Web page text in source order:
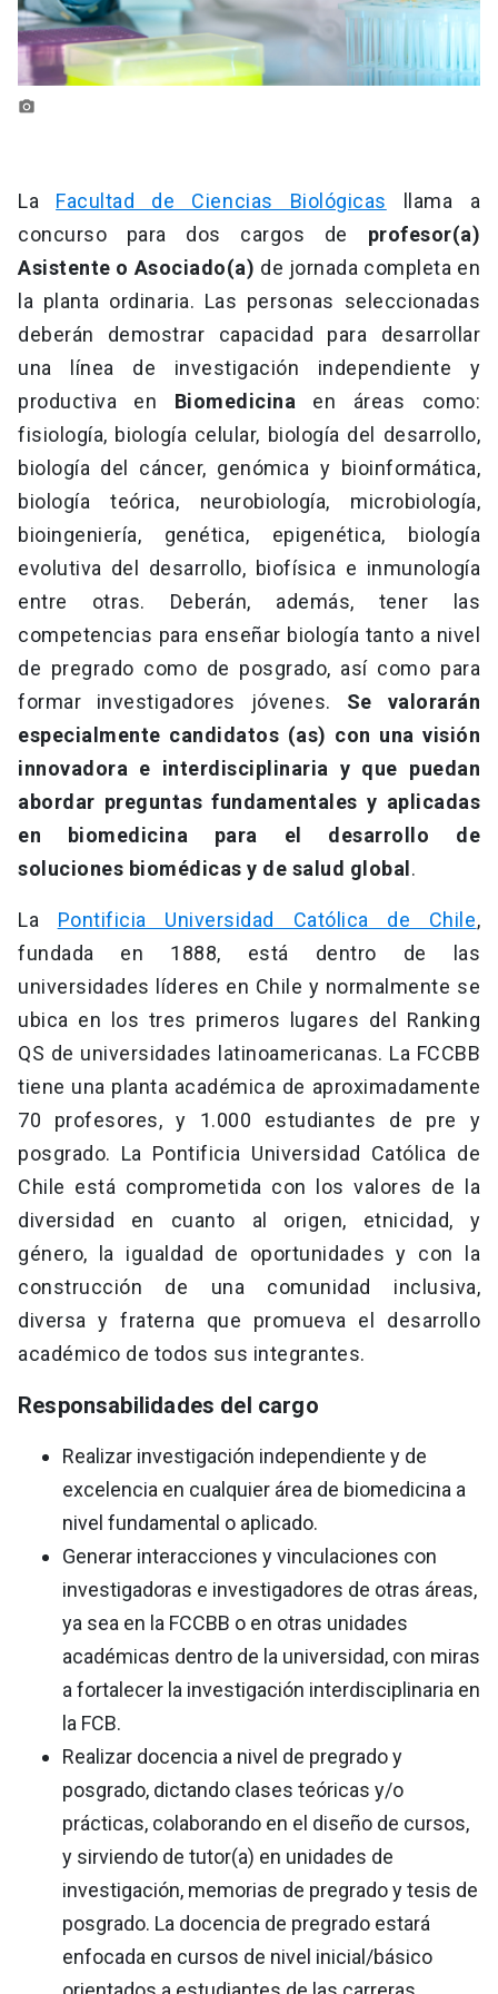
photo_camera
La Facultad de Ciencias Biológicas llama a
concurso para dos cargos de profesor(a)
Asistente o Asociado(a) de jornada completa en
la planta ordinaria. Las personas seleccionadas
deberán demostrar capacidad para desarrollar
una línea de investigación independiente y
productiva en Biomedicina en áreas como:
fisiología, biología celular, biología del desarrollo,
biología del cáncer, genómica y bioinformática,
biología teórica, neurobiología, microbiología,
bioingeniería, genética, epigenética, biología
evolutiva del desarrollo, biofísica e inmunología
entre otras. Deberán, además, tener las
competencias para enseñar biología tanto a nivel
de pregrado como de posgrado, así como para
formar investigadores jóvenes. Se valorarán
especialmente candidatos (as) con una visión
innovadora e interdisciplinaria y que puedan
abordar preguntas fundamentales y aplicadas
en biomedicina para el desarrollo de
soluciones biomédicas y de salud global .
La Pontificia Universidad Católica de Chile,
fundada en 1888, está dentro de las
universidades líderes en Chile y normalmente se
ubica en los tres primeros lugares del Ranking
QS de universidades latinoamericanas. La FCCBB
tiene una planta académica de aproximadamente
70 profesores, y 1.000 estudiantes de pre y
posgrado. La Pontificia Universidad Católica de
Chile está comprometida con los valores de la
diversidad en cuanto al origen, etnicidad, y
género, la igualdad de oportunidades y con la
construcción de una comunidad inclusiva,
diversa y fraterna que promueva el desarrollo
académico de todos sus integrantes.
Responsabilidades del cargo
Realizar investigación independiente y de
excelencia en cualquier área de biomedicina a
nivel fundamental o aplicado.
Generar interacciones y vinculaciones con
investigadoras e investigadores de otras áreas,
ya sea en la FCCBB o en otras unidades
académicas dentro de la universidad, con miras
a fortalecer la investigación interdisciplinaria en
la FCB.
Realizar docencia a nivel de pregrado y
posgrado, dictando clases teóricas y/o
prácticas, colaborando en el diseño de cursos,
y sirviendo de tutor(a) en unidades de
investigación, memorias de pregrado y tesis de
posgrado. La docencia de pregrado estará
enfocada en cursos de nivel inicial/básico